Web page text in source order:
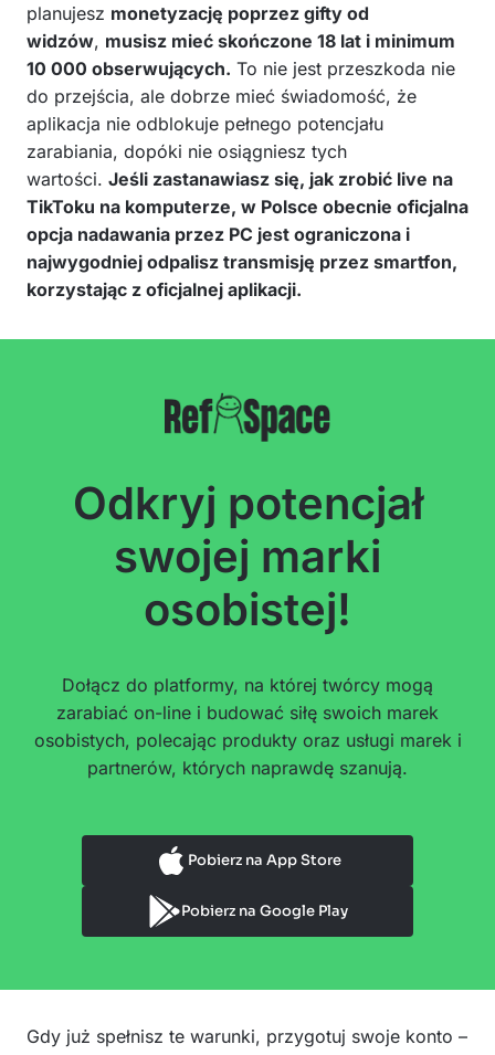
planujesz monetyzację poprzez gifty od
widzów, musisz mieć skończone 18 lat i minimum
10 000 obserwujących. To nie jest przeszkoda nie
do przejścia, ale dobrze mieć świadomość, że
aplikacja nie odblokuje pełnego potencjału
zarabiania, dopóki nie osiągniesz tych
wartości. Jeśli zastanawiasz się, jak zrobić live na
TikToku na komputerze, w Polsce obecnie oficjalna
opcja nadawania przez PC jest ograniczona i
najwygodniej odpalisz transmisję przez smartfon,
korzystając z oficjalnej aplikacji.
Odkryj potencjał
swojej marki
osobistej!
Dołącz do platformy, na której twórcy mogą
zarabiać on-line i budować siłę swoich marek
osobistych, polecając produkty oraz usługi marek i
partnerów, których naprawdę szanują.
Pobierz na App Store
Pobierz na Google Play
Gdy już spełnisz te warunki, przygotuj swoje konto –